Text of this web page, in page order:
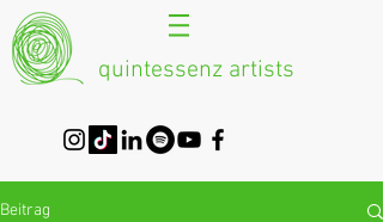
quintessenz artists
Beitrag